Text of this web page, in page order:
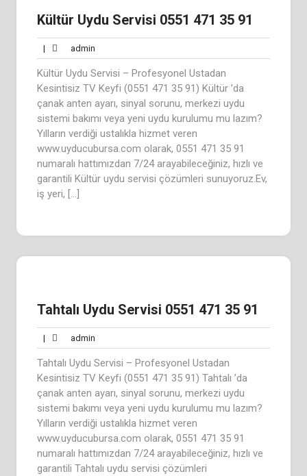
Kültür Uydu Servisi 0551 471 35 91
| admin
Kültür Uydu Servisi – Profesyonel Ustadan
Kesintisiz TV Keyfi (0551 471 35 91) Kültür ’da
çanak anten ayarı, sinyal sorunu, merkezi uydu
sistemi bakımı veya yeni uydu kurulumu mu lazım?
Yılların verdiği ustalıkla hizmet veren
www.uyducubursa.com olarak, 0551 471 35 91
numaralı hattımızdan 7/24 arayabileceğiniz, hızlı ve
garantili Kültür uydu servisi çözümleri sunuyoruz.Ev,
iş yeri, […]
Tahtalı Uydu Servisi 0551 471 35 91
| admin
Tahtalı Uydu Servisi – Profesyonel Ustadan
Kesintisiz TV Keyfi (0551 471 35 91) Tahtalı ’da
çanak anten ayarı, sinyal sorunu, merkezi uydu
sistemi bakımı veya yeni uydu kurulumu mu lazım?
Yılların verdiği ustalıkla hizmet veren
www.uyducubursa.com olarak, 0551 471 35 91
numaralı hattımızdan 7/24 arayabileceğiniz, hızlı ve
garantili Tahtalı uydu servisi çözümleri